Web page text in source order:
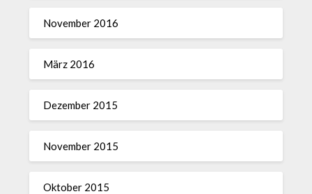
November 2016
März 2016
Dezember 2015
November 2015
Oktober 2015